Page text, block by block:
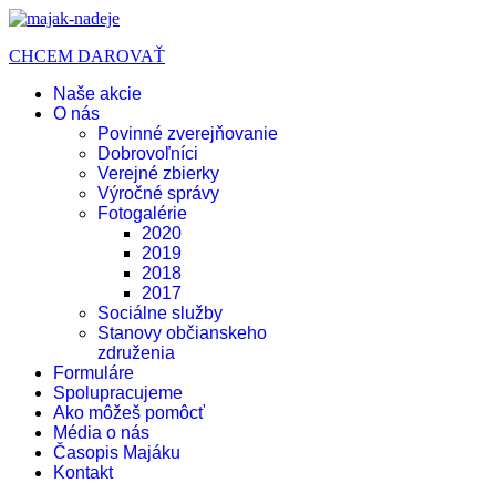
CHCEM DAROVAŤ
Naše akcie
O nás
Povinné zverejňovanie
Dobrovoľníci
Verejné zbierky
Výročné správy
Fotogalérie
2020
2019
2018
2017
Sociálne služby
Stanovy občianskeho
združenia
Formuláre
Spolupracujeme
Ako môžeš pomôcť
Média o nás
Časopis Majáku
Kontakt